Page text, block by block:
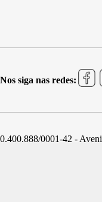
Nos siga nas redes:
0001-42 -